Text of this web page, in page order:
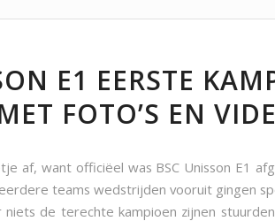
E1 EERSTE
FOTO’S EN
af, want officiëel was BSC Unisson E1
teams wedstrijden vooruit gingen
de terechte kampioen zijnen